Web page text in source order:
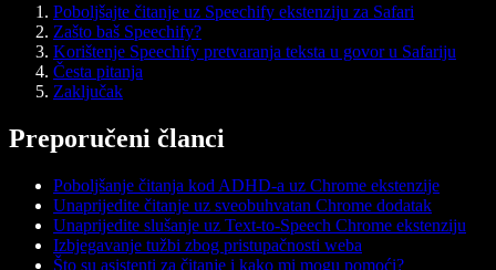
Poboljšajte čitanje uz Speechify ekstenziju za Safari
Zašto baš Speechify?
Korištenje Speechify pretvaranja teksta u govor u Safariju
Česta pitanja
Zaključak
Preporučeni članci
Poboljšanje čitanja kod ADHD-a uz Chrome ekstenzije
Unaprijedite čitanje uz sveobuhvatan Chrome dodatak
Unaprijedite slušanje uz Text-to-Speech Chrome ekstenziju
Izbjegavanje tužbi zbog pristupačnosti weba
Što su asistenti za čitanje i kako mi mogu pomoći?